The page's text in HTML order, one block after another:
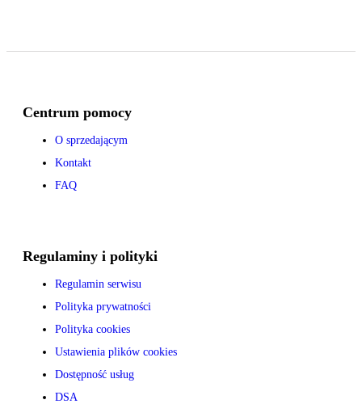
Centrum pomocy
O sprzedającym
Kontakt
FAQ
Regulaminy i polityki
Regulamin serwisu
Polityka prywatności
Polityka cookies
Ustawienia plików cookies
Dostępność usług
DSA